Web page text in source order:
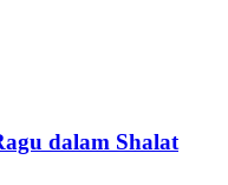
dalam Shalat